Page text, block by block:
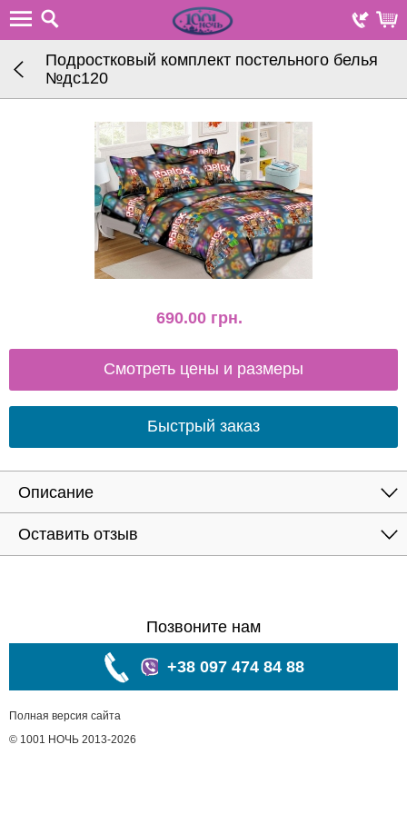
Подростковый комплект постельного белья
№дс120
690.00 грн.
Смотреть цены и размеры
Быстрый заказ
Описание
Оставить отзыв
Позвоните нам
+38 097 474 84 88
Полная версия сайта
© 1001 НОЧЬ 2013-2026